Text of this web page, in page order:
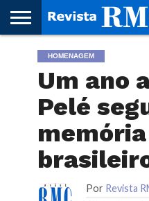
HOME
REVISTA
PROJETO
RMC – 20
ARTE &
NOTÍCIAS
EDIÇÕES
PARCEIROS
FAÇA
SITE!
FALEHOMENAGEM
Um ano
Pelé
Por Revista